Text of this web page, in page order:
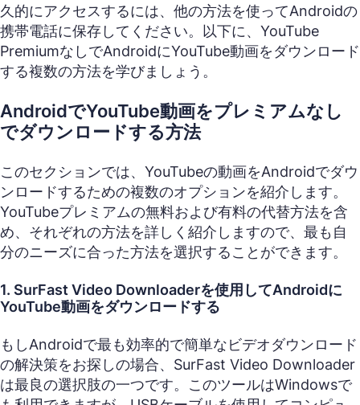
久的にアクセスするには、他の方法を使ってAndroidの
携帯電話に保存してください。以下に、YouTube
PremiumなしでAndroidにYouTube動画をダウンロード
する複数の方法を学びましょう。
AndroidでYouTube動画をプレミアムなし
でダウンロードする方法
このセクションでは、YouTubeの動画をAndroidでダウ
ンロードするための複数のオプションを紹介します。
YouTubeプレミアムの無料および有料の代替方法を含
め、それぞれの方法を詳しく紹介しますので、最も自
分のニーズに合った方法を選択することができます。
1. SurFast Video Downloaderを使用してAndroidに
YouTube動画をダウンロードする
もしAndroidで最も効率的で簡単なビデオダウンロード
の解決策をお探しの場合、SurFast Video Downloader
は最良の選択肢の一つです。このツールはWindowsで